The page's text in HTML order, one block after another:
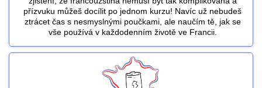
přízvuku můžeš docílit po jednom kurzu! Navíc už nebudeš
ztrácet čas s nesmyslnými poučkami, ale naučím tě, jak se
vše používá v každodenním životě ve Francii.